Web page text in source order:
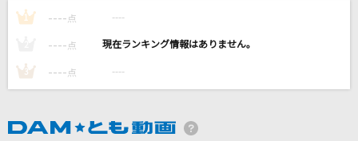
[生音]さよならエレジー
菅田将暉
クーネル・エンゲイザー
1 ---- 点 ----
---- 点 ----
3 ---- 点 ----